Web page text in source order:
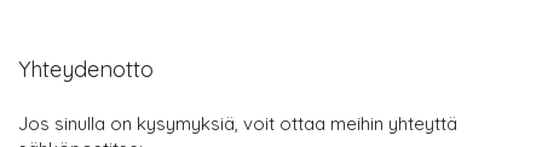
Yhteydenotto
Jos sinulla on kysymyksiä, voit ottaa meihin yhteyttä